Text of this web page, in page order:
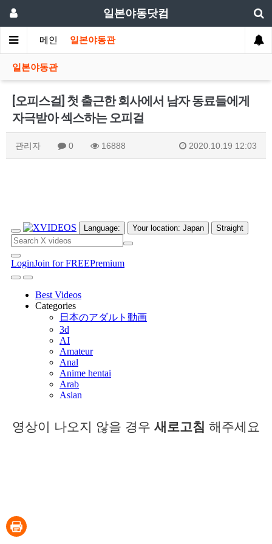
일본야동닷컴
메인 일본야동관
일본야동관
[오피스걸] 첫 출근한 회사에서 남자 동료들에게
자극받아 섹스하는 오피걸
관리자 0 16888 2020.10.19 12:03
영상이 나오지 않을 경우 새로고침 해주세요